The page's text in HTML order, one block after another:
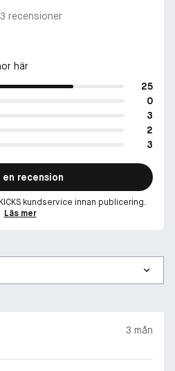
recensioner
här
25
0
3
2
3
en recension
kundservice innan publicering.
Läs mer
3 mån